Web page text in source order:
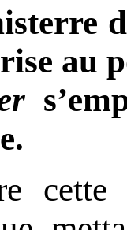
au